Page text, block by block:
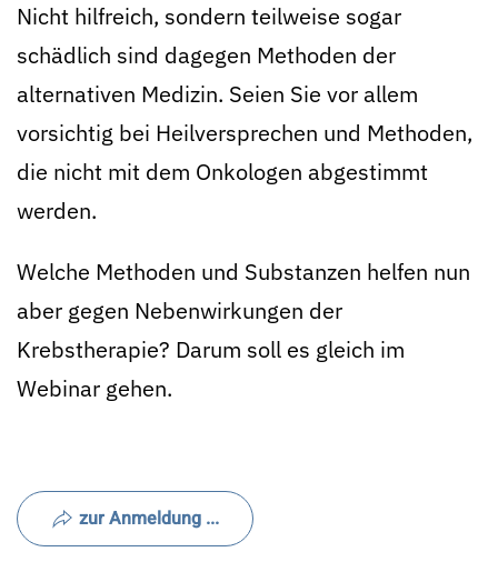
Nicht hilfreich, sondern teilweise sogar
schädlich sind dagegen Methoden der
alternativen Medizin. Seien Sie vor allem
vorsichtig bei Heilversprechen und Methoden,
die nicht mit dem Onkologen abgestimmt
werden.
Welche Methoden und Substanzen helfen nun
aber gegen Nebenwirkungen der
Krebstherapie? Darum soll es gleich im
Webinar gehen.
zur Anmeldung ...